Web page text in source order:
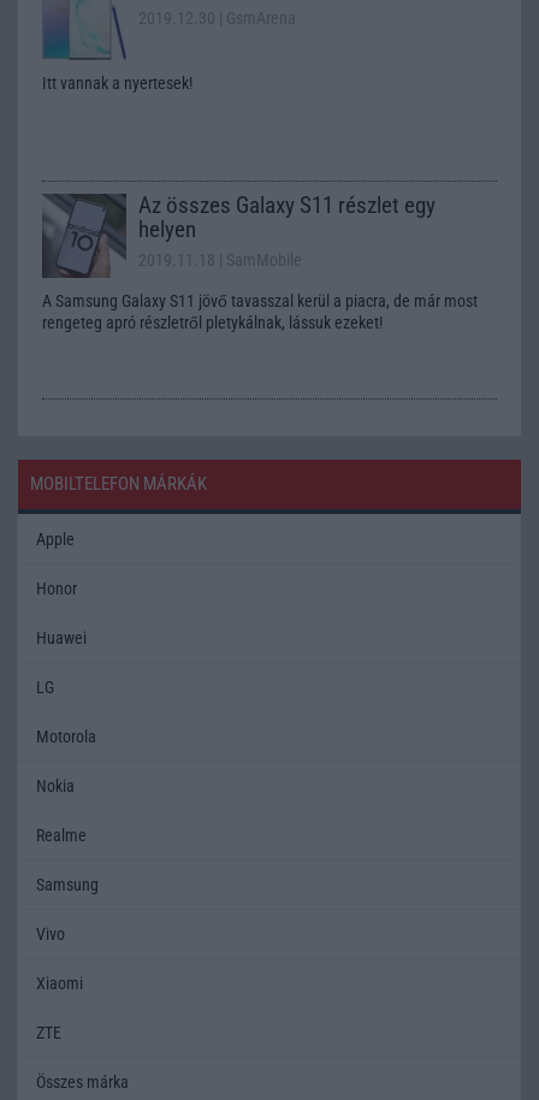
2019.12.30 | GsmArena
Itt vannak a nyertesek!
Az összes Galaxy S11 részlet egy
helyen
2019.11.18 | SamMobile
A Samsung Galaxy S11 jövő tavasszal kerül a piacra, de már most
rengeteg apró részletről pletykálnak, lássuk ezeket!
MOBILTELEFON MÁRKÁK
Apple
Honor
Huawei
LG
Motorola
Nokia
Realme
Samsung
Vivo
Xiaomi
ZTE
Összes márka